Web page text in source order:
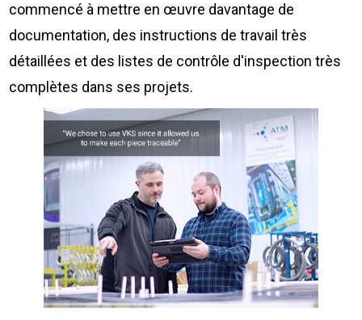
commencé à mettre en œuvre davantage de
documentation, des instructions de travail très
détaillées et des listes de contrôle d'inspection très
complètes dans ses projets.